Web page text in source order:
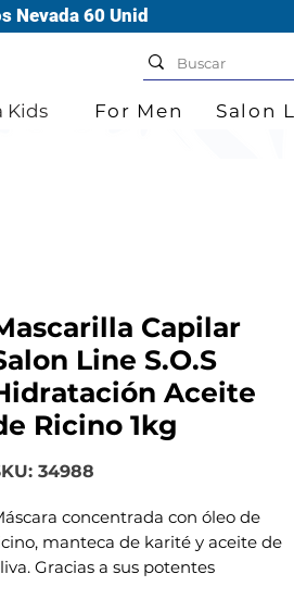
Nevada 60 Unid
Kids For Men Salon
Capilar
Line S.O.S
Aceite
Ricino 1kg
34988
concentrada con óleo de
manteca de karité y aceite de
Gracias a sus potentes